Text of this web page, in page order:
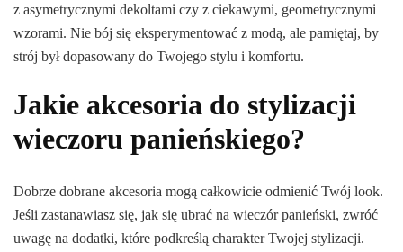
z asymetrycznymi dekoltami czy z ciekawymi, geometrycznymi
wzorami. Nie bój się eksperymentować z modą, ale pamiętaj, by
strój był dopasowany do Twojego stylu i komfortu.
Jakie akcesoria do stylizacji
wieczoru panieńskiego?
Dobrze dobrane akcesoria mogą całkowicie odmienić Twój look.
Jeśli zastanawiasz się, jak się ubrać na wieczór panieński, zwróć
uwagę na dodatki, które podkreślą charakter Twojej stylizacji.